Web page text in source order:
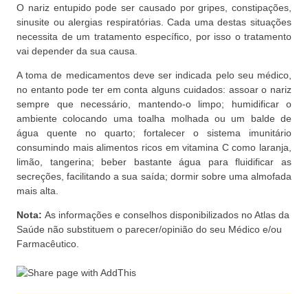
O nariz entupido pode ser causado por gripes, constipações,
sinusite ou alergias respiratórias. Cada uma destas situações
necessita de um tratamento específico, por isso o tratamento
vai depender da sua causa.
A toma de medicamentos deve ser indicada pelo seu médico,
no entanto pode ter em conta alguns cuidados: assoar o nariz
sempre que necessário, mantendo-o limpo; humidificar o
ambiente colocando uma toalha molhada ou um balde de
água quente no quarto; fortalecer o sistema imunitário
consumindo mais alimentos ricos em vitamina C como laranja,
limão, tangerina; beber bastante água para fluidificar as
secreções, facilitando a sua saída; dormir sobre uma almofada
mais alta.
Nota: As informações e conselhos disponibilizados no Atlas da
Saúde não substituem o parecer/opinião do seu Médico e/ou
Farmacêutico.